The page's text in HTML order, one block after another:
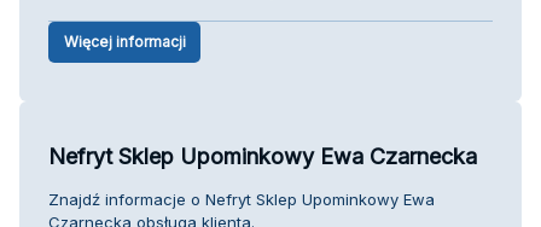
Więcej informacji
Nefryt Sklep Upominkowy Ewa Czarnecka
Znajdź informacje o Nefryt Sklep Upominkowy Ewa
Czarnecka obsługa klienta.